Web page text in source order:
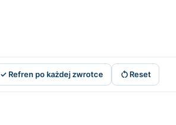
✓ Refren po każdej zwrotce Reset